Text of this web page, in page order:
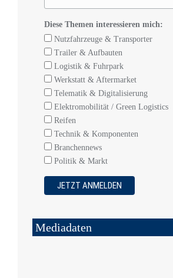
Diese Themen interessieren mich:
Nutzfahrzeuge & Transporter
Trailer & Aufbauten
Logistik & Fuhrpark
Werkstatt & Aftermarket
Telematik & Digitalisierung
Elektromobilität / Green Logistics
Reifen
Technik & Komponenten
Branchennews
Politik & Markt
Mediadaten